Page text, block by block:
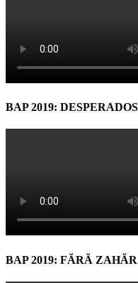
BAP 2019: DESPERADOS
BAP 2019: FĂRĂ ZAHĂR